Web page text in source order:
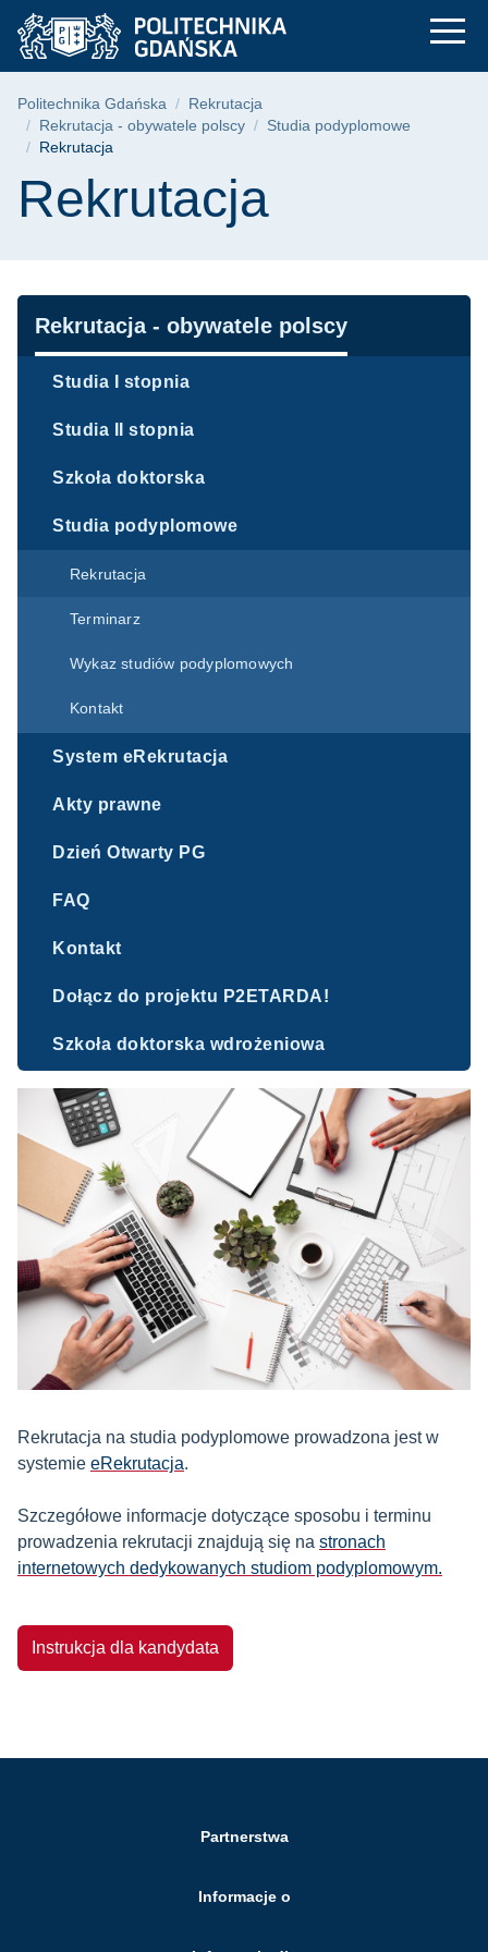
Przejdź
do
menu
Przejdź
do
wyszukiwarki
Przejdź
do
treści
Rekrutacja - studia
Ścieżka nawigacyjna
Politechnika Gdańska
Rekrutacja
Rekrutacja - obywatele polscy
Studia podyplomowe
Rekrutacja
Treść strony
Rekrutacja
Nawigacja
Rekrutacja - obywatele polscy
Studia I stopnia
Studia II stopnia
Szkoła doktorska
Studia podyplomowe
Rekrutacja
Terminarz
Wykaz studiów podyplomowych
Kontakt
System eRekrutacja
Akty prawne
Dzień Otwarty PG
FAQ
Kontakt
Dołącz do projektu P2ETARDA!
Szkoła doktorska wdrożeniowa
Rekrutacja na studia podyplomowe prowadzona jest w
systemie eRekrutacja.
Szczegółowe informacje dotyczące sposobu i terminu
prowadzenia rekrutacji znajdują się na stronach
internetowych dedykowanych studiom podyplomowym.
Instrukcja dla kandydata
Partnerstwa
Informacje o